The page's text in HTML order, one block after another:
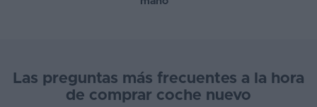
Las preguntas más frecuentes a la hora
de comprar coche nuevo